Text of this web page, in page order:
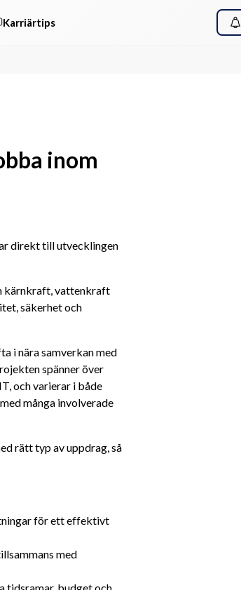
Karriärtips
inom
direkt till utvecklingen
kärnkraft, vattenkraft
säkerhet och
i nära samverkan med
spänner över
och varierar i både
många involverade
rätt typ av uppdrag, så
för ett effektivt
med